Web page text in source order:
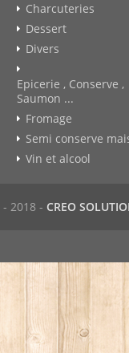
Charcuteries
Dessert
Divers
Epicerie , Conserve ,
Saumon ...
Fromage
Semi conserve
Vin et alcool
- 2018 - CREO